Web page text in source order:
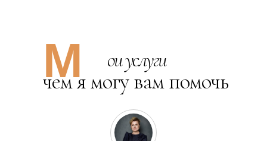
М ои услуги
чем я могу вам помочь